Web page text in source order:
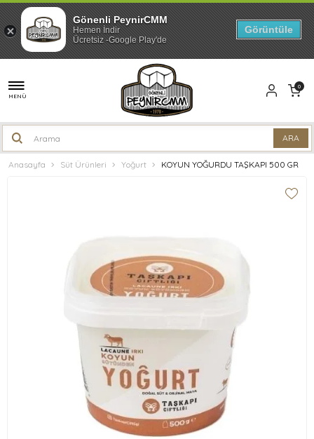
MENÜ
0
Anasayfa Süt Ürünleri Yoğurt KOYUN YOĞURDU TAŞKAPI 500 GR
Gönenli PeynirCMM
Hemen İndir
Ücretsiz -Google Play'de
Görüntüle